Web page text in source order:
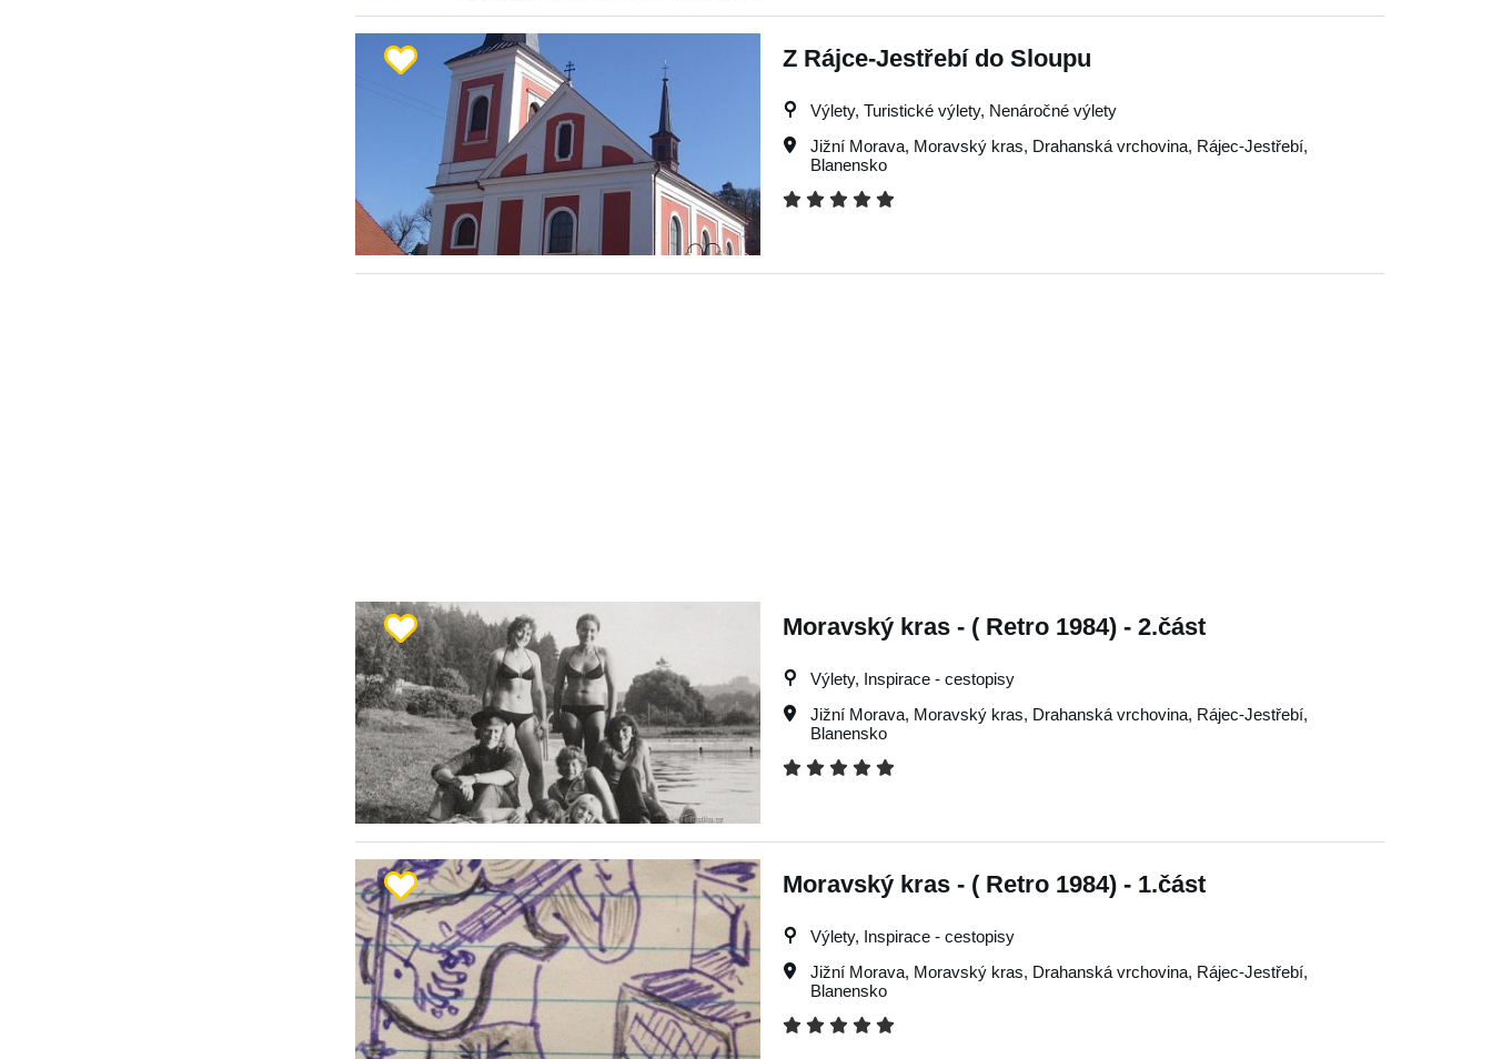
Z Rájce-Jestřebí do Sloupu
Výlety, Turistické výlety, Nenáročné výlety
Jižní Morava, Moravský kras, Drahanská vrchovina, Rájec-Jestřebí,
Blanensko
Moravský kras - ( Retro 1984) - 2.část
Výlety, Inspirace - cestopisy
Jižní Morava, Moravský kras, Drahanská vrchovina, Rájec-Jestřebí,
Blanensko
Moravský kras - ( Retro 1984) - 1.část
Výlety, Inspirace - cestopisy
Jižní Morava, Moravský kras, Drahanská vrchovina, Rájec-Jestřebí,
Blanensko